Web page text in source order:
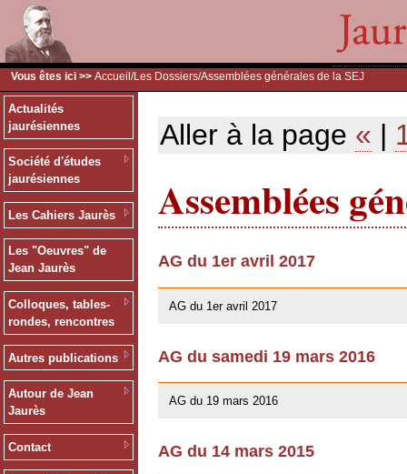
Vous êtes ici >> Accueil /Les Dossiers/Assemblées générales de la SEJ
Actualités
jaurésiennes
Société d'études
jaurésiennes
Les Cahiers Jaurès
Les "Oeuvres" de
Jean Jaurès
Colloques, tables-
rondes, rencontres
Autres publications
Autour de Jean
Jaurès
Contact
Aller à la page « |
Assemblées
AG du 1er avril 2017
AG du 1er avril 2017
AG du samedi 19 mars 2016
AG du 19 mars 2016
AG du 14 mars 2015